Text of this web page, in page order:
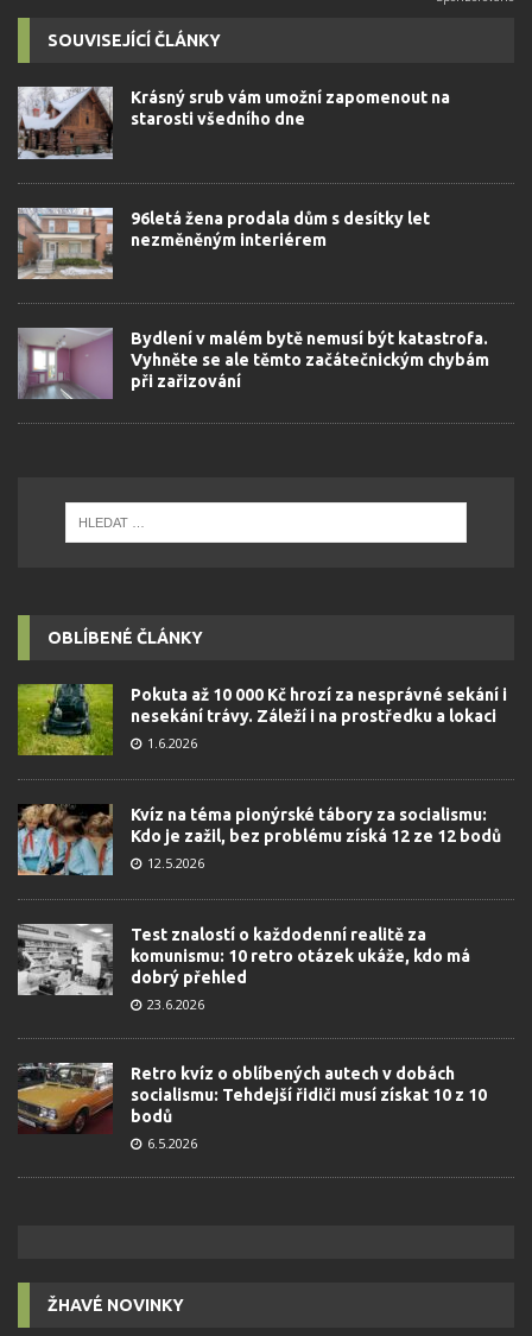
SOUVISEJÍCÍ ČLÁNKY
Krásný srub vám umožní zapomenout na
starosti všedního dne
96letá žena prodala dům s desítky let
nezměněným interiérem
Bydlení v malém bytě nemusí být katastrofa.
Vyhněte se ale těmto začátečnickým chybám
při zařizování
OBLÍBENÉ ČLÁNKY
Pokuta až 10 000 Kč hrozí za nesprávné sekání i
nesekání trávy. Záleží i na prostředku a lokaci
1.6.2026
Kvíz na téma pionýrské tábory za socialismu:
Kdo je zažil, bez problému získá 12 ze 12 bodů
12.5.2026
Test znalostí o každodenní realitě za
komunismu: 10 retro otázek ukáže, kdo má
dobrý přehled
23.6.2026
Retro kvíz o oblíbených autech v dobách
socialismu: Tehdejší řidiči musí získat 10 z 10
bodů
6.5.2026
ŽHAVÉ NOVINKY